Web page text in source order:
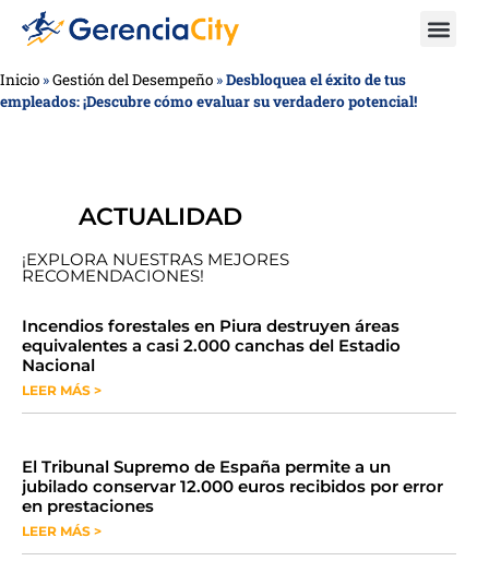
Inicio »Gestión del Desempeño »Desbloquea el éxito de tus
empleados: ¡Descubre cómo evaluar su verdadero potencial!
ACTUALIDAD
¡EXPLORA NUESTRAS MEJORES
RECOMENDACIONES!
​​​​Incendios forestales en Piura destruyen áreas
equivalentes a casi 2.000 canchas del Estadio
Nacional
LEER MÁS >
​El Tribunal Supremo de España permite a un
jubilado conservar 12.000 euros recibidos por error
en prestaciones
LEER MÁS >